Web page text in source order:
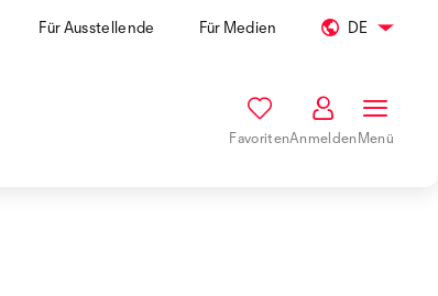
Für Ausstellende Für Medien DE
FavoritenAnmeldenMenü